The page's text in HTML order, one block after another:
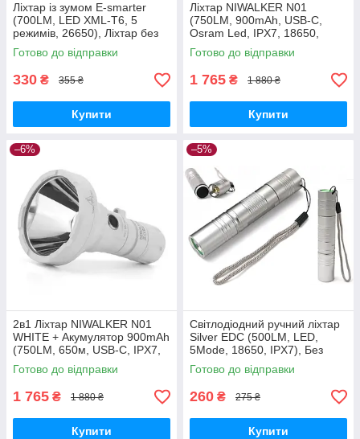
Ліхтар із зумом E-smarter
(700LM, LED XML-T6, 5
режимів, 26650), Ліхтар без
батареї
Готово до відправки
330 ₴ 355 ₴
Купити
Ліхтар NIWALKER N01
(750LM, 900mAh, USB-C,
Osram Led, IPX7, 18650,
18350, 650 метрів)
Готово до відправки
1 765 ₴ 1 880 ₴
Купити
–6%
2в1 Ліхтар NIWALKER N01
WHITE + Акумулятор 900mAh
(750LM, 650м, USB-C, IPX7,
Два корпуси 18650+18350)
Готово до відправки
1 765 ₴ 1 880 ₴
Купити
–5%
Світлодіодний ручний ліхтар
Silver EDC (500LM, LED,
5Mode, 18650, IPX7), Без
батареї
Готово до відправки
260 ₴ 275 ₴
Купити